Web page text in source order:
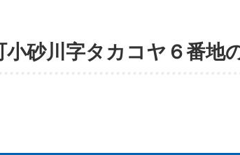
砂川字タカコヤ６番地